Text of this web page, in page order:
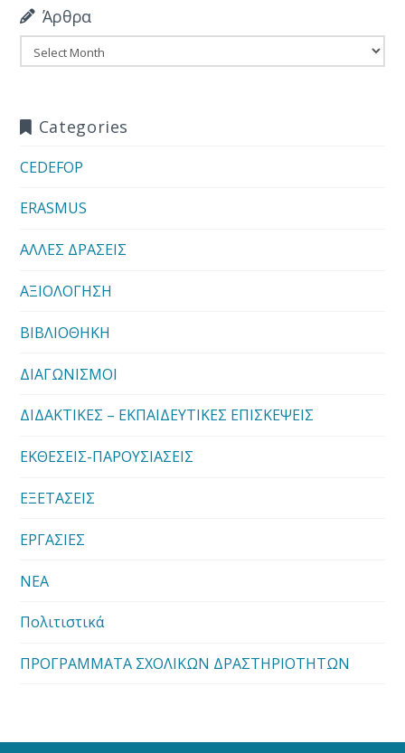
Άρθρα
Άρθρα
Categories
CEDEFOP
ERASMUS
ΑΛΛΕΣ ΔΡΑΣΕΙΣ
ΑΞΙΟΛΟΓΗΣΗ
ΒΙΒΛΙΟΘΗΚΗ
ΔΙΑΓΩΝΙΣΜΟΙ
ΔΙΔΑΚΤΙΚΕΣ – ΕΚΠΑΙΔΕΥΤΙΚΕΣ ΕΠΙΣΚΕΨΕΙΣ
ΕΚΘΕΣΕΙΣ-ΠΑΡΟΥΣΙΑΣΕΙΣ
ΕΞΕΤΑΣΕΙΣ
ΕΡΓΑΣΙΕΣ
ΝΕΑ
Πολιτιστικά
ΠΡΟΓΡΑΜΜΑΤΑ ΣΧΟΛΙΚΩΝ ΔΡΑΣΤΗΡΙΟΤΗΤΩΝ